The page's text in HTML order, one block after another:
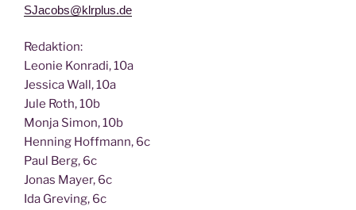
SJacobs@klrplus.de
Redak­ti­on:
Leo­nie Kon­ra­di, 10a
Jes­si­ca Wall, 10a
Jule Roth, 10b
Mon­ja Simon, 10b
Hen­ning Hoff­mann, 6c
Paul Berg, 6c
Jonas May­er, 6c
Ida Gre­ving, 6c